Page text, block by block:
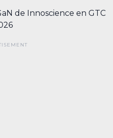
de Innoscience en GTC